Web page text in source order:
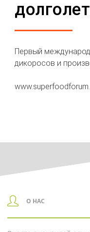
Первый
дикоросов и
О НАС